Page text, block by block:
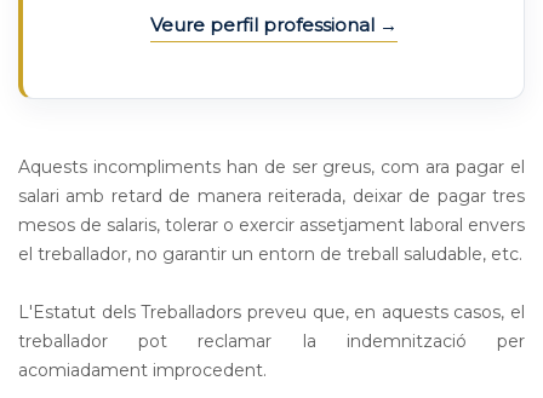
Veure perfil professional
Aquests incompliments han de ser greus, com ara pagar el
salari amb retard de manera reiterada, deixar de pagar tres
mesos de salaris, tolerar o exercir assetjament laboral envers
el treballador, no garantir un entorn de treball saludable, etc.
L'Estatut dels Treballadors preveu que, en aquests casos, el
treballador pot reclamar la indemnització per
acomiadament improcedent.